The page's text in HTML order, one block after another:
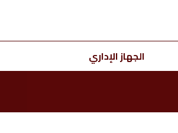
الجهاز الإداري